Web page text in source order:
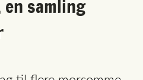
samling